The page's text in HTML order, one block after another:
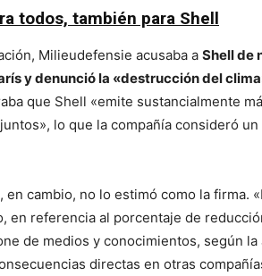
todos, también para Shell
Milieudefensie acusaba a Shell de
y denunció la «destrucción del
que Shell «emite sustancialmente
lo que la compañía consideró
en cambio, no lo estimó como la firma.
en referencia al porcentaje de
de medios y conocimientos, según
directas en otras